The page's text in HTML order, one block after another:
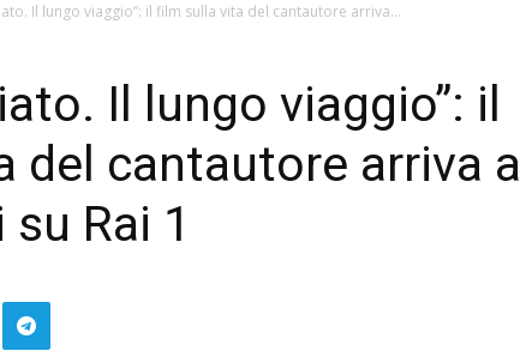
Il lungo viaggio”: il film sulla vita del cantautore arriva...
Il lungo viaggio”: il
del cantautore arriva al
Rai 1